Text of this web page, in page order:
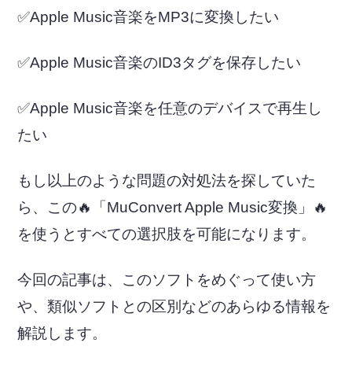
✅Apple Music音楽をMP3に変換したい
✅Apple Music音楽のID3タグを保存したい
✅Apple Music音楽を任意のデバイスで再生し
たい
もし以上のような問題の対処法を探していた
ら、この🔥「MuConvert Apple Music変換」🔥
を使うとすべての選択肢を可能になります。
今回の記事は、このソフトをめぐって使い方
や、類似ソフトとの区別などのあらゆる情報を
解説します。